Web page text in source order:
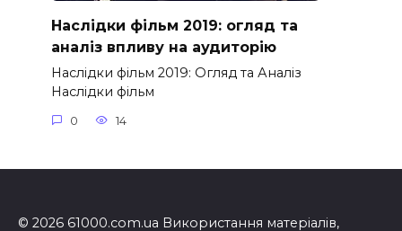
Наслідки фільм 2019: огляд та
аналіз впливу на аудиторію
Наслідки фільм 2019: Огляд та Аналіз
Наслідки фільм
0 14
© 2026 61000.com.ua Використання матеріалів,